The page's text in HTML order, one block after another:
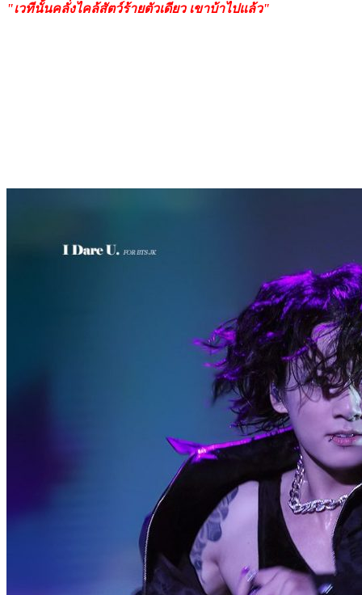
"เวทีนั้นคลั่งไคล้สัตว์ร้ายตัวเดียว เขาบ้าไปแล้ว"